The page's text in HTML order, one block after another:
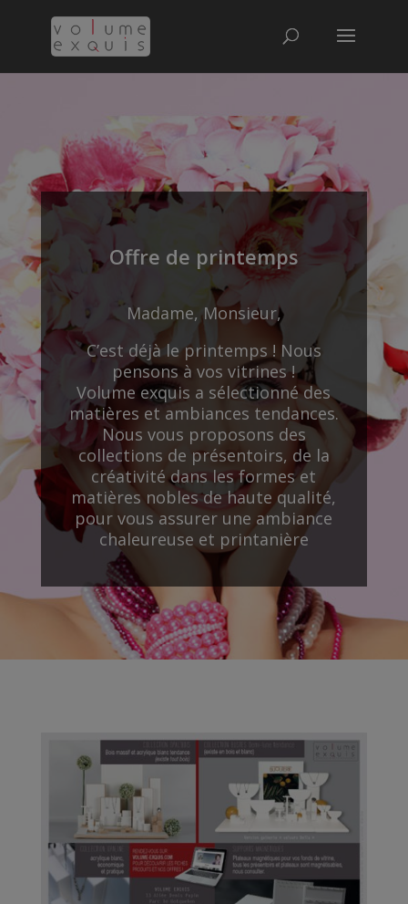
Offre de printemps
Madame, Monsieur,
C’est déjà le printemps ! Nous
pensons à vos vitrines !
Volume exquis a sélectionné des
matières et ambiances tendances.
Nous vous proposons des
collections de présentoirs, de la
créativité dans les formes et
matières nobles de haute qualité,
pour vous assurer une ambiance
chaleureuse et printanière